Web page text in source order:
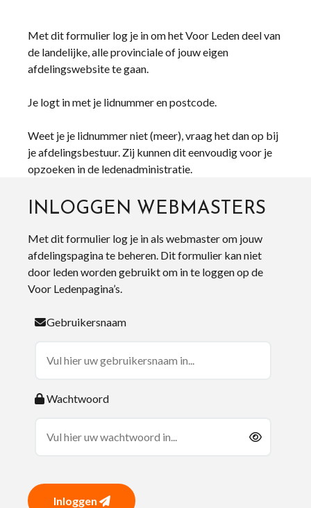
Met dit formulier log je in om het Voor Leden deel van
de landelijke, alle provinciale of jouw eigen
afdelingswebsite te gaan.
Je logt in met je lidnummer en postcode.
Weet je je lidnummer niet (meer), vraag het dan op bij
je afdelingsbestuur. Zij kunnen dit eenvoudig voor je
opzoeken in de ledenadministratie.
INLOGGEN WEBMASTERS
Met dit formulier log je in als webmaster om jouw
afdelingspagina te beheren. Dit formulier kan niet
door leden worden gebruikt om in te loggen op de
Voor Ledenpagina’s.
Gebruikersnaam
Wachtwoord
Inloggen